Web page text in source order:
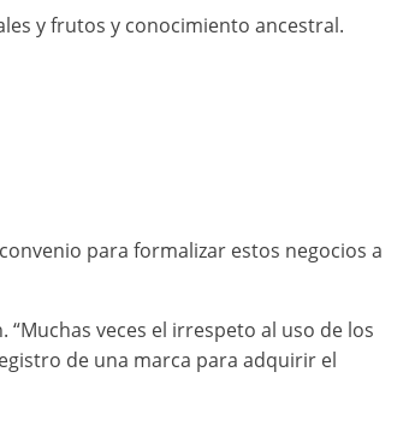
y frutos y conocimiento ancestral.
para formalizar estos negocios a
veces el irrespeto al uso de los
de una marca para adquirir el